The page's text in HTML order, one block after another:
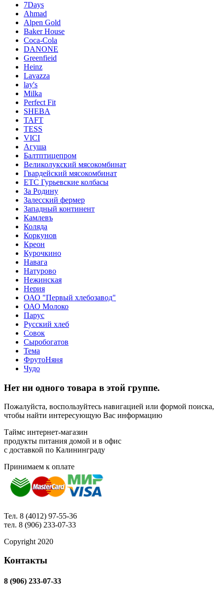
7Days
Ahmad
Alpen Gold
Baker House
Coca-Cola
DANONE
Greenfieid
Heinz
Lavazza
lay's
Milka
Perfect Fit
SHEBA
TAFT
TESS
VICI
Агуша
Балтптицепром
Великолукский мясокомбинат
Гвардейский мясокомбинат
ЕТС Гурьевские колбасы
За Родину
Залесский фермер
Западный континент
Камлевъ
Коляда
Коркунов
Креон
Курочкино
Навага
Натурово
Нежинская
Нерия
ОАО "Первый хлебозавод"
ОАО Молоко
Парус
Русский хлеб
Совок
Сыробогатов
Тема
ФрутоНяня
Чудо
Нет ни одного товара в этой группе.
Пожалуйста, воспользуйтесь навигацией или формой поиска,
чтобы найти интересующую Вас информацию
Таймс интернет-магазин
продукты питания домой и в офис
с доставкой по Калининграду
Принимаем к оплате
Тел. 8 (4012) 97-55-36
тел. 8 (906) 233-07-33
Copyright 2020
Контакты
8 (906) 233-07-33